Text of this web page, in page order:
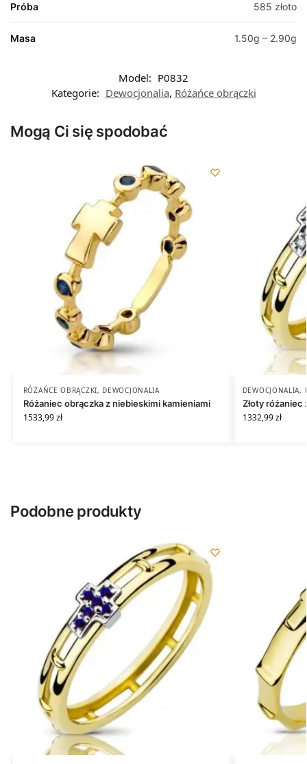
Próba 585 złoto
Masa 1.50g – 2.90g
Model: P0832
Kategorie: Dewocjonalia, Różańce obrączki
Mogą Ci się spodobać
RÓŻAŃCE OBRĄCZKI, DEWOCJONALIA
Różaniec obrączka z niebieskimi kamieniami
1533,99zł
DEWOCJONALIA,
Złoty różaniec
1332,99zł
Podobne produkty